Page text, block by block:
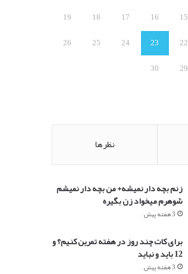
15
16
17
18
19
22
23
24
25
26
29
30
نظرها
زنم بچه دار نمیشه+ من بچه دار نمیشم
شوهرم میخواد زن بگیره
3 هفته پیش
برای کات چند روز در هفته تمرین کنیم؟ و
12 باید و نباید
3 هفته پیش